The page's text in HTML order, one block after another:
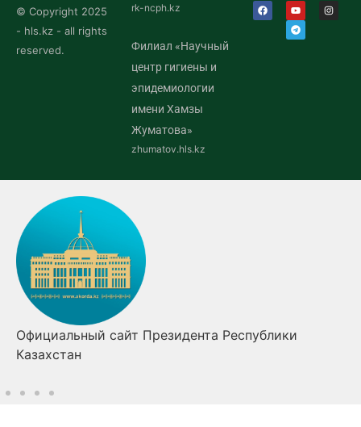
© Copyright 2025
- hls.kz - all rights
reserved.
rk-ncph.kz
Филиал «Научный
центр гигиены и
эпидемиологии
имени Хамзы
Жуматова»
zhumatov.hls.kz
Официальный сайт Президента Республики
Казахстан